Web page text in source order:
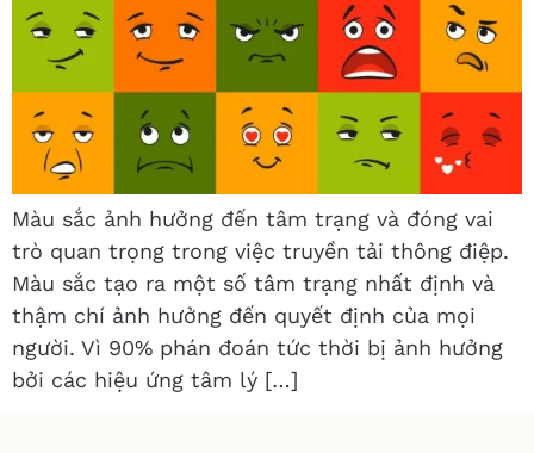
Màu sắc ảnh hưởng đến tâm trạng và đóng vai
trò quan trọng trong việc truyền tải thông điệp.
Màu sắc tạo ra một số tâm trạng nhất định và
thậm chí ảnh hưởng đến quyết định của mọi
người. Vì 90% phán đoán tức thời bị ảnh hưởng
bởi các hiệu ứng tâm lý […]